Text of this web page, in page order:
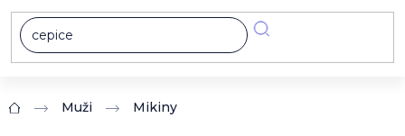
košík
Domů Muži Mikiny